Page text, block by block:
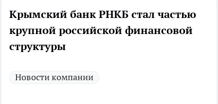
Крымский банк РНКБ стал частью
крупной российской финансовой
структуры
Новости компании